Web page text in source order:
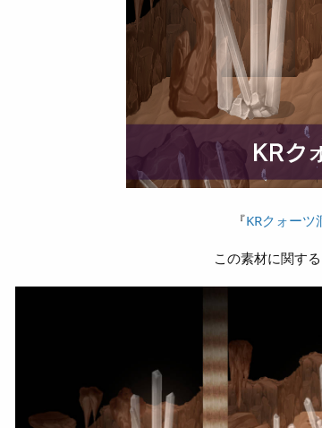
『KRクォーツ
この素材に関す